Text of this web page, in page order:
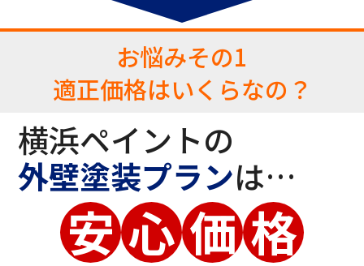
お悩みその1
適正価格はいくらなの？
横浜ペイントの
外壁塗装プランは…
安 心 価 格